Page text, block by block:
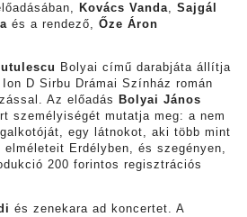
Kovács Vanda
Sajgál
és a rendező, Őze Áron
Bolyai című darabjáta állítja
D Sirbu Drámai Színház román
Az előadás
Bolyai János
személyiségét mutatja meg: a nem
egy látnokot, aki több mint
elméleteit Erdélyben, és szegényen,
200 forintos regisztrációs
és zenekara ad koncertet. A